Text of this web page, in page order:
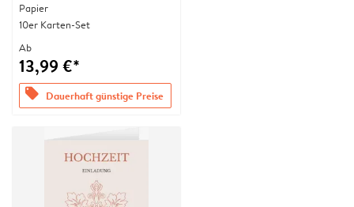
Papier
10er Karten-Set
Ab
13,99 €*
offers Dauerhaft günstige Preise